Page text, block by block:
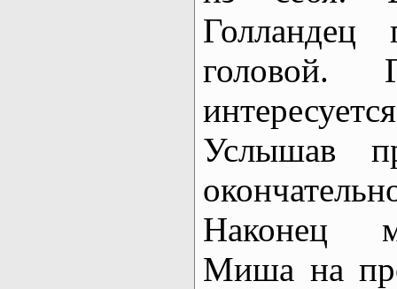
Голландец
головой.
Услышав
Наконец
Миша на